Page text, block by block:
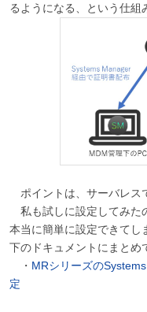
るようになる、という仕組
ポイントは、サーバレス
私も試しに設定してみた
本当に簡単に設定できてし
下のドキュメントにまとめ
・ MRシリーズの
定